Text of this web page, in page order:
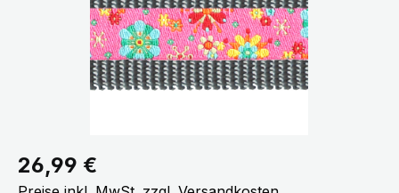
Regulärer Preis:
26,99 €